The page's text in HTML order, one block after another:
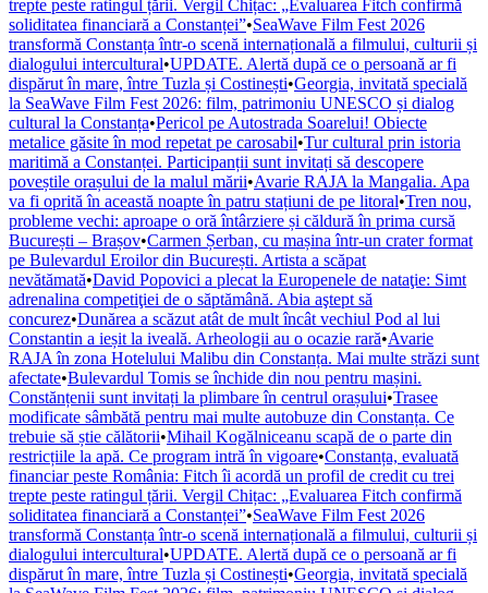
trepte peste ratingul țării. Vergil Chițac: „Evaluarea Fitch confirmă
soliditatea financiară a Constanței”•SeaWave Film Fest 2026
transformă Constanța într-o scenă internațională a filmului, culturii și
dialogului intercultural•UPDATE. Alertă după ce o persoană ar fi
dispărut în mare, între Tuzla și Costinești•Georgia, invitată specială
la SeaWave Film Fest 2026: film, patrimoniu UNESCO și dialog
cultural la Constanța•Pericol pe Autostrada Soarelui! Obiecte
metalice găsite în mod repetat pe carosabil•Tur cultural prin istoria
maritimă a Constanței. Participanții sunt invitați să descopere
poveștile orașului de la malul mării•Avarie RAJA la Mangalia. Apa
va fi oprită în această noapte în patru stațiuni de pe litoral•Tren nou,
probleme vechi: aproape o oră întârziere și căldură în prima cursă
București – Brașov•Carmen Șerban, cu mașina într-un crater format
pe Bulevardul Eroilor din București. Artista a scăpat
nevătămată•David Popovici a plecat la Europenele de nataţie: Simt
adrenalina competiţiei de o săptămână. Abia aştept să
concurez•Dunărea a scăzut atât de mult încât vechiul Pod al lui
Constantin a ieșit la iveală. Arheologii au o ocazie rară•Avarie
RAJA în zona Hotelului Malibu din Constanța. Mai multe străzi sunt
afectate•Bulevardul Tomis se închide din nou pentru mașini.
Constănțenii sunt invitați la plimbare în centrul orașului•Trasee
modificate sâmbătă pentru mai multe autobuze din Constanța. Ce
trebuie să știe călătorii•Mihail Kogălniceanu scapă de o parte din
restricțiile la apă. Ce program intră în vigoare•Constanța, evaluată
financiar peste România: Fitch îi acordă un profil de credit cu trei
trepte peste ratingul țării. Vergil Chițac: „Evaluarea Fitch confirmă
soliditatea financiară a Constanței”•SeaWave Film Fest 2026
transformă Constanța într-o scenă internațională a filmului, culturii și
dialogului intercultural•UPDATE. Alertă după ce o persoană ar fi
dispărut în mare, între Tuzla și Costinești•Georgia, invitată specială